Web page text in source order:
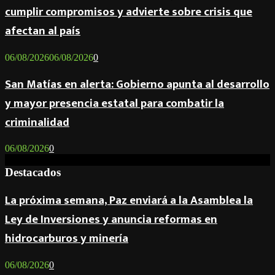
cumplir compromisos y advierte sobre crisis que
afectan al país
06/08/202606/08/20260
San Matías en alerta: Gobierno apunta al desarrollo
y mayor presencia estatal para combatir la
criminalidad
06/08/20260
Destacados
La próxima semana, Paz enviará a la Asamblea la
Ley de Inversiones y anuncia reformas en
hidrocarburos y minería
06/08/20260